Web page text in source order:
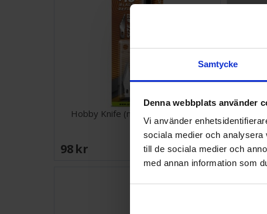
Samtycke
Denna webbplats använder
Vi använder
sociala medier och
till de sociala medier och
med annan information som
Hobby Knife (med 10 extra blad)
98 SEK I lager:5 160